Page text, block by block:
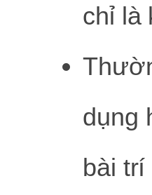
chỉ là
dụng
bài trí